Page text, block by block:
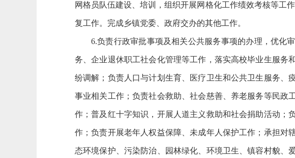
网格员队伍建设、培训，组织开展网格化工作绩效考核等工
复工作。完成乡镇党委、政府交办的其他工作。
6.负责行政审批事项及相关公共服务事项的办理，优化
务、企业退休职工社会化管理等工作，落实高校毕业生服务
纷调解；负责人口与计划生育、医疗卫生和公共卫生服务、
事业相关工作；负责社会救助、社会慈善、养老服务等民政
作；普及红十字知识，开展人道主义救助和社会捐助活动；
作；负责开展老年人权益保障、未成年人保护工作；承担对
态环境保护、污染防治、园林绿化、环境卫生、镇容村貌